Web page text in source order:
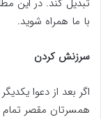
با ما همراه شوید.
سرزنش کردن
اگر بعد از دعوا
همسرتان مقصر تمام